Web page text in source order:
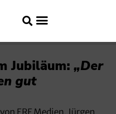
Jubiläum: „Der
gut